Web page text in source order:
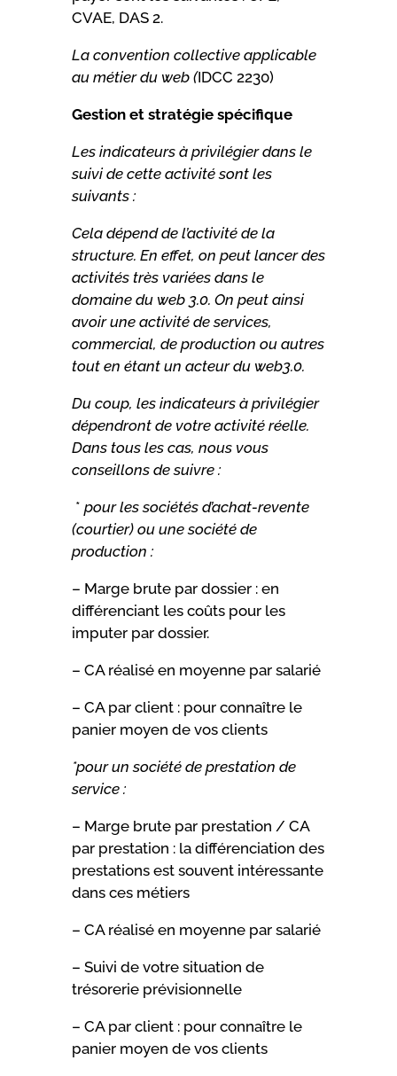
CVAE, DAS 2.
La convention collective applicable
au métier du web (IDCC 2230)
Gestion et stratégie spécifique
Les indicateurs à privilégier dans le
suivi de cette activité sont les
suivants:
Cela dépend de l’activité de la
structure. En effet, on peut lancer des
activités très variées dans le
domaine du web 3.0. On peut ainsi
avoir une activité de services,
commercial, de production ou autres
tout en étant un acteur du web3.0.
Du coup, les indicateurs à privilégier
dépendront de votre activité réelle.
Dans tous les cas, nous vous
conseillons de suivre :
* pour les sociétés d’achat-revente
(courtier) ou unesociété de
production :
– Marge brute par dossier : en
différenciant les coûts pour les
imputer par dossier.
– CA réalisé en moyenne par salarié
– CA par client : pour connaître le
panier moyen de vos clients
*pour un société de prestation de
service :
– Marge brute par prestation / CA
par prestation : la différenciation des
prestations est souvent intéressante
dans ces métiers
– CA réalisé en moyenne par salarié
– Suivi de votre situation de
trésorerie prévisionnelle
– CA par client : pour connaître le
panier moyen de vos clients